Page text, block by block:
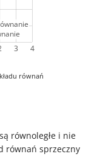
3 4
równań
równoległe i nie
równań sprzeczny